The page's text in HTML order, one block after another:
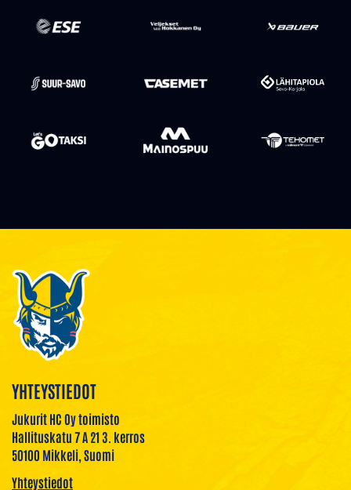
YHTEYSTIEDOT
Jukurit HC Oy toimisto
Hallituskatu 7 A 21 3. kerros
50100 Mikkeli, Suomi
Yhteystiedot